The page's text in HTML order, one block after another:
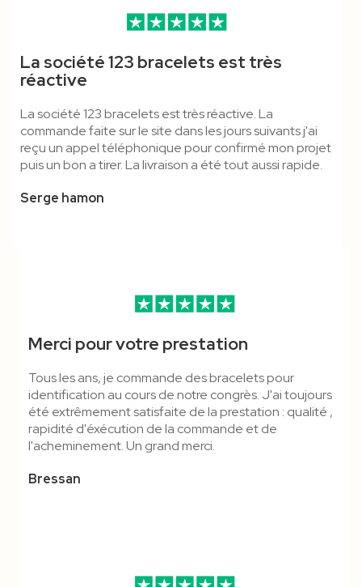
Écologique
Polyester
Boucle Détachable & Anti-
Polyester
Cordon Tubulaire
Personnalisable
Boucle Détachable - Cordon
La société 123 bracelets est très
réactive
La société 123 bracelets est très réactive. La
commande faite sur le site dans les jours suivants j'ai
reçu un appel téléphonique pour confirmé mon projet
puis un bon a tirer. La livraison a été tout aussi rapide.
Serge hamon
Merci pour votre prestation
Tous les ans, je commande des bracelets pour
identification au cours de notre congrès. J'ai toujours
été extrêmement satisfaite de la prestation : qualité ,
rapidité d'éxécution de la commande et de
l'acheminement. Un grand merci.
Bressan